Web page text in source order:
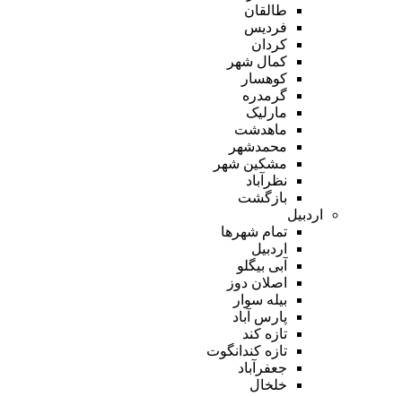
طالقان
فردیس
کردان
کمال شهر
کوهسار
گرمدره
مارلیک
ماهدشت
محمدشهر
مشکین شهر
نظرآباد
بازگشت
اردبیل
تمام شهر‌ها
اردبیل
آبی بیگلو
اصلان دوز
بیله سوار
پارس آباد
تازه کند
تازه کندانگوت
جعفرآباد
خلخال